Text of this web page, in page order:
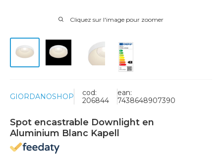
Cliquez sur l'image pour zoomer
GIORDANOSHOP
cod:
206844
ean:
7438648907390
Spot encastrable Downlight en
Aluminium Blanc Kapell